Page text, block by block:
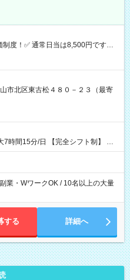
8,500円ですが
員」と認定されれば10,000円の日当
者が交通2級資格者の場合10,000円
深夜の場合 17,250円 (4)上記勤務
17,250+200円＝17,450円 -----------
高日当額 17,450円* （実働時間5
------------------------------------------ よ
手当を取得すると ”さらに”加算さ
市北区東古松４８０－２３（最寄
7時間15分/日 【完全シフト制】 例
例(2) 13:00~16:00（早上がりでも
（夜勤なら日当1.25倍！！）
業・WワークOK / 10名以上の大量
する 詳細へ